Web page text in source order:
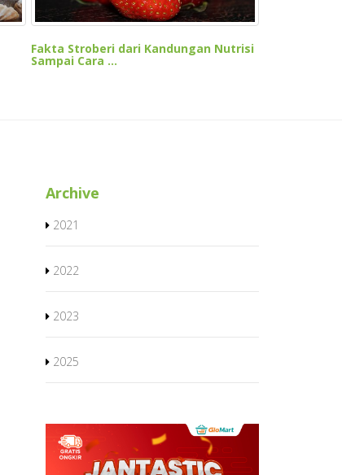
Fakta Stroberi dari Kandungan Nutrisi
Sampai Cara ...
Archive
2021
2022
2023
2025